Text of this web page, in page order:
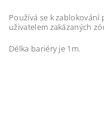
Používá se k
uživatelem zakázaných
Délka bariéry je 1m.